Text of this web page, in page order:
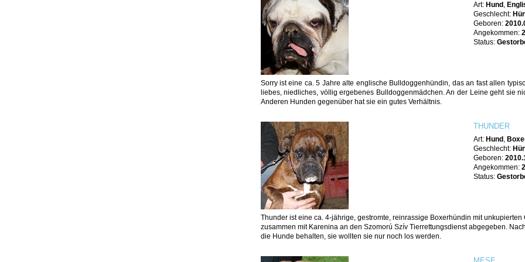
Art: Hund ,
Geschlecht:
Geboren:
Angekommen:
Status:
Sorry ist eine ca. 5 Jahre alte englische Bulldoggenhündin, das an fast allen
liebes, niedliches, völlig ergebenes Bulldoggenmädchen. An der Leine geht sie
Anderen Hunden gegenüber hat sie ein gutes Verhältnis.
THUNDER
Art: Hund ,
Geschlecht:
Geboren:
Angekommen:
Status:
Thunder ist eine ca. 4-jährige, gestromte, reinrassige Boxerhündin mit
zusammen mit Karenina an den Szomorú Szív Tierrettungsdienst abgegeben.
die Hunde behalten, sie wollten sie nur noch los werden.